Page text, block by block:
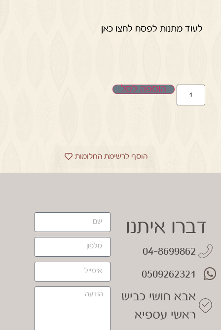
לעוד מתנות לפסח לחצו כאן
הוספה לסל
הוסף לרשימת החלומות
דברו איתנו
04-8699862
0509262321
אבא חושי כביש
ראשי עספיא